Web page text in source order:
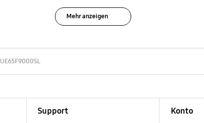
Mehr anzeigen
UE65F9000SL
Support Konto